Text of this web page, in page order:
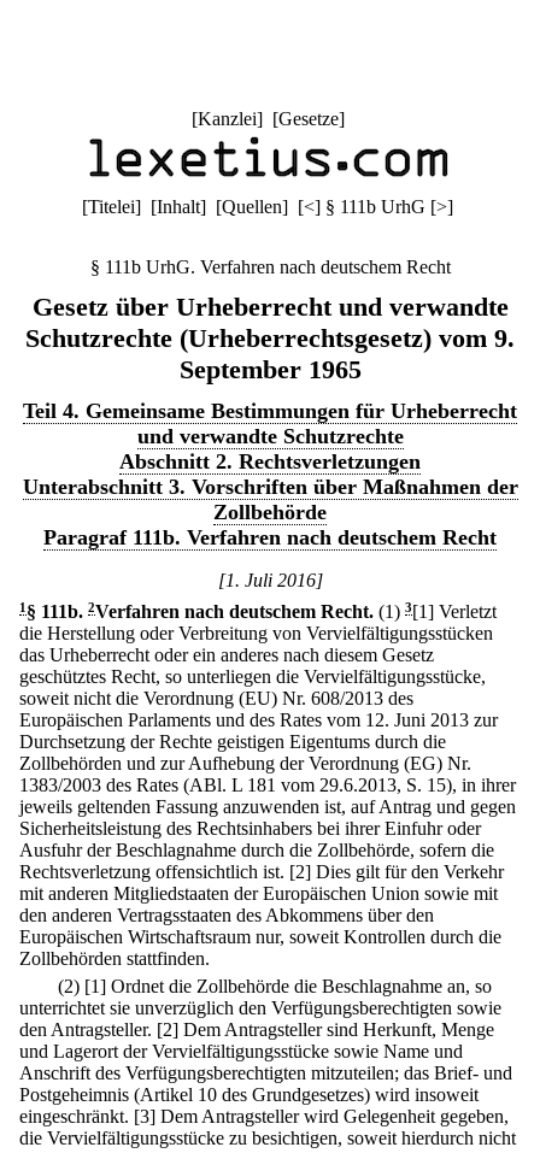
[Kanzlei] [Gesetze]
[Titelei] [Inhalt] [Quellen] [<] § 111b UrhG [>]
§ 111b UrhG. Verfahren nach deutschem Recht
Gesetz über Urheberrecht und verwandte
Schutzrechte (Urheberrechtsgesetz) vom 9.
September 1965
Teil 4. Gemeinsame Bestimmungen für Urheberrecht
und verwandte Schutzrechte
Abschnitt 2. Rechtsverletzungen
Unterabschnitt 3. Vorschriften über Maßnahmen der
Zollbehörde
Paragraf 111b. Verfahren nach deutschem Recht
[1. Juli 2016]
1 § 111b. 2Verfahren nach deutschem Recht. (1) 3[1] Verletzt
die Herstellung oder Verbreitung von Vervielfältigungsstücken
das Urheberrecht oder ein anderes nach diesem Gesetz
geschütztes Recht, so unterliegen die Vervielfältigungsstücke,
soweit nicht die Verordnung (EU) Nr. 608/2013 des
Europäischen Parlaments und des Rates vom 12. Juni 2013 zur
Durchsetzung der Rechte geistigen Eigentums durch die
Zollbehörden und zur Aufhebung der Verordnung (EG) Nr.
1383/2003 des Rates (ABl. L 181 vom 29.6.2013, S. 15), in ihrer
jeweils geltenden Fassung anzuwenden ist, auf Antrag und gegen
Sicherheitsleistung des Rechtsinhabers bei ihrer Einfuhr oder
Ausfuhr der Beschlagnahme durch die Zollbehörde, sofern die
Rechtsverletzung offensichtlich ist. [2] Dies gilt für den Verkehr
mit anderen Mitgliedstaaten der Europäischen Union sowie mit
den anderen Vertragsstaaten des Abkommens über den
Europäischen Wirtschaftsraum nur, soweit Kontrollen durch die
Zollbehörden stattfinden.
(2) [1] Ordnet die Zollbehörde die Beschlagnahme an, so
unterrichtet sie unverzüglich den Verfügungsberechtigten sowie
den Antragsteller. [2] Dem Antragsteller sind Herkunft, Menge
und Lagerort der Vervielfältigungsstücke sowie Name und
Anschrift des Verfügungsberechtigten mitzuteilen; das Brief- und
Postgeheimnis (Artikel 10 des Grundgesetzes) wird insoweit
eingeschränkt. [3] Dem Antragsteller wird Gelegenheit gegeben,
die Vervielfältigungsstücke zu besichtigen, soweit hierdurch nicht